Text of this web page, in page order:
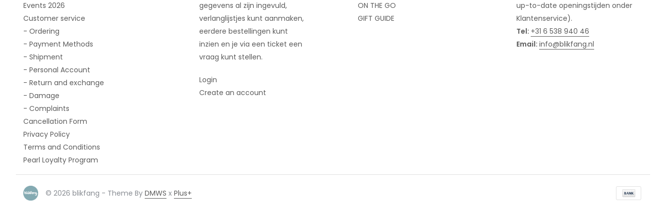
Events 2026
Customer service
- Ordering
- Payment Methods
- Shipment
- Personal Account
- Return and exchange
- Damage
- Complaints
Cancellation Form
Privacy Policy
Terms and Conditions
Pearl Loyalty Program
gegevens al zijn ingevuld,
verlanglijstjes kunt aanmaken,
eerdere bestellingen kunt
inzien en je via een ticket een
vraag kunt stellen.
Login
Create an account
ON THE GO
GIFT GUIDE
up-to-date openingstijden onder
Klantenservice).
Tel: +31 6 538 940 46
Email: info@blikfang.nl
© 2026 blikfang - Theme By DMWS x Plus+